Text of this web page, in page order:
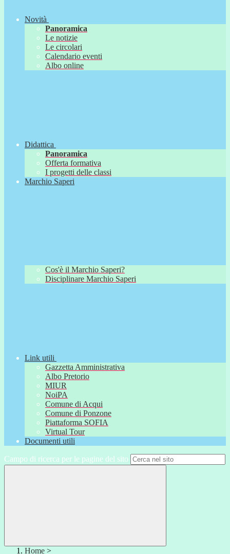
Novità
Panoramica
Le notizie
Le circolari
Calendario eventi
Albo online
Didattica
Panoramica
Offerta formativa
I progetti delle classi
Marchio Saperi
Cos'è il Marchio Saperi?
Disciplinare Marchio Saperi
Link utili
Gazzetta Amministrativa
Albo Pretorio
MIUR
NoiPA
Comune di Acqui
Comune di Ponzone
Piattaforma SOFIA
Virtual Tour
Documenti utili
Campo di ricerca per le pagine del sito
Home >